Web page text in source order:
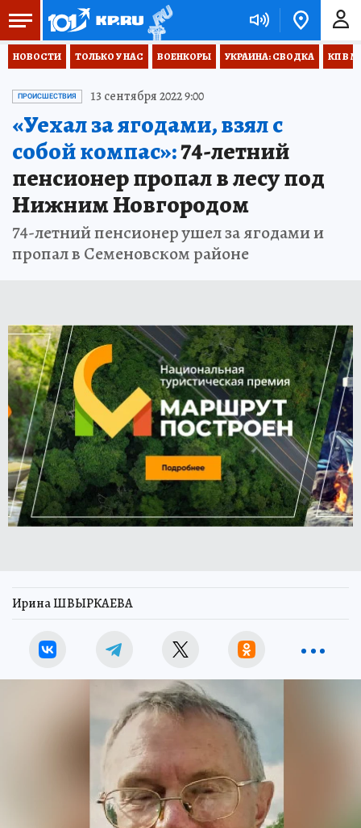
НОВОСТИ ТОЛЬКО У НАС ВОЕНКОРЫ УКРАИНА: СВОДКА КП В
ПРОИСШЕСТВИЯ 13 сентября 2022 9:00
«Уехал за ягодами, взял с
собой компас»:74-летний
пенсионер пропал в лесу под
Нижним Новгородом
74-летний пенсионер ушел за ягодами и
пропал в Семеновском районе
Ирина ШВЫРКАЕВА